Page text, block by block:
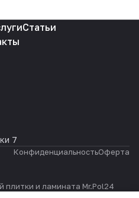
Статьи
7
КонфиденциальностьОферта
плитки и ламината Mr.Pol24